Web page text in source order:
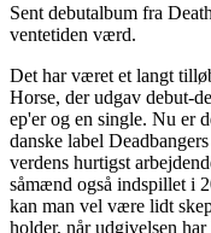
Sent debutalbum fra
ventetiden værd.
Det har været et langt
Horse, der udgav debut-
ep'er og en single. Nu er
danske label
verdens hurtigst
såmænd også indspillet i
kan man vel være lidt
holder, når udgivelsen